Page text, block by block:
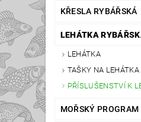
KŘESLA RYBÁŘSKÁ
LEHÁTKA
LEHÁTKA
TAŠKY NA LEHÁTKA
PŘÍSLUŠENSTVÍ K
MOŘSKÝ PROGRAM